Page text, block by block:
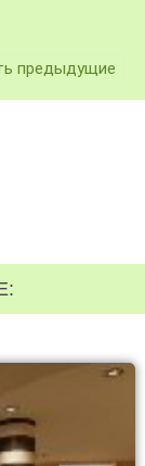
предыдущие